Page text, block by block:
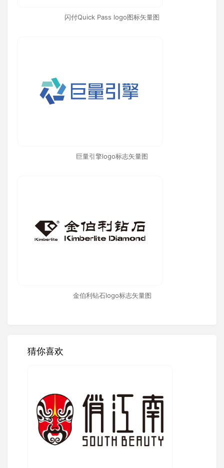
闪付Quick Pass logo图标矢量图
巨量引擎logo标志矢量图
金伯利钻石logo标志矢量图
猜你喜欢